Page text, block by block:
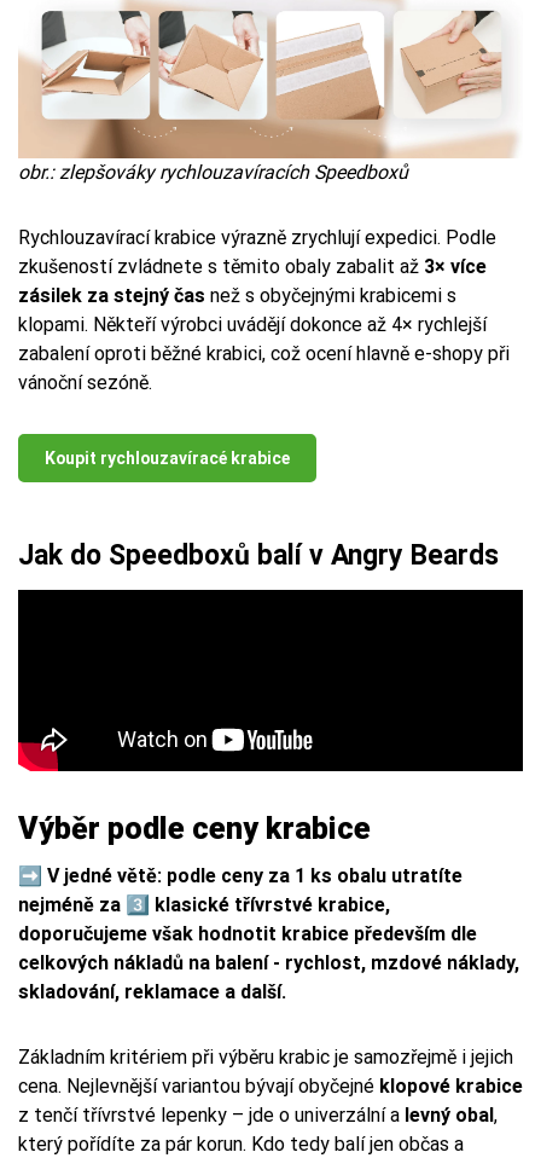
obr.: zlepšováky rychlouzavíracích Speedboxů
Rychlouzavírací krabice výrazně zrychlují expedici. Podle
zkušeností zvládnete s těmito obaly zabalit až 3× více
zásilek za stejný čas než s obyčejnými krabicemi s
klopami. Někteří výrobci uvádějí dokonce až 4× rychlejší
zabalení oproti běžné krabici, což ocení hlavně e-shopy při
vánoční sezóně.
Koupit rychlouzavíracé krabice
Jak do Speedboxů balí v Angry Beards
Výběr podle ceny krabice
➡️ V jedné větě: podle ceny za 1 ks obalu utratíte
nejméně za 3️⃣ klasické třívrstvé krabice,
doporučujeme však hodnotit krabice především dle
celkových nákladů na balení - rychlost, mzdové náklady,
skladování, reklamace a další.
Základním kritériem při výběru krabic je samozřejmě i jejich
cena. Nejlevnější variantou bývají obyčejné klopové krabice
z tenčí třívrstvé lepenky – jde o univerzální a levný obal ,
který pořídíte za pár korun. Kdo tedy balí jen občas a